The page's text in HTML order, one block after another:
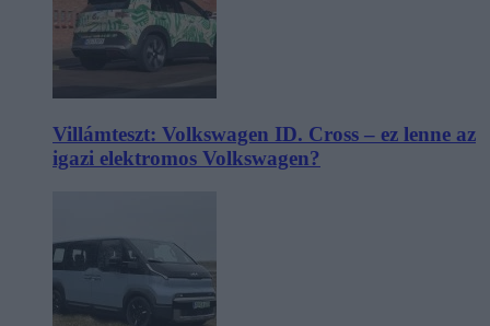
Villámteszt: Volkswagen ID. Cross – ez lenne az
igazi elektromos Volkswagen?